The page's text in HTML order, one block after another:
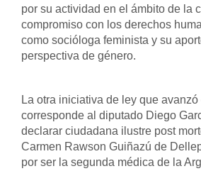
por su actividad en el ámbito de la
compromiso con los derechos
como socióloga feminista y su
perspectiva de género.
La otra iniciativa de ley que
corresponde al diputado Diego
declarar ciudadana ilustre post
Carmen Rawson Guiñazú de
por ser la segunda médica de la